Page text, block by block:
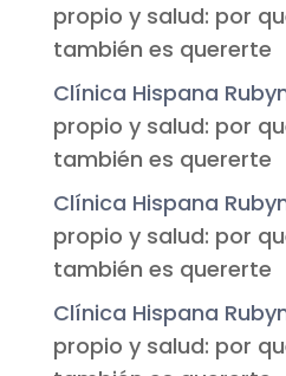
propio y salud: por
también es quererte
Clínica Hispana
propio y salud: por
también es quererte
Clínica Hispana
propio y salud: por
también es quererte
Clínica Hispana
propio y salud: por